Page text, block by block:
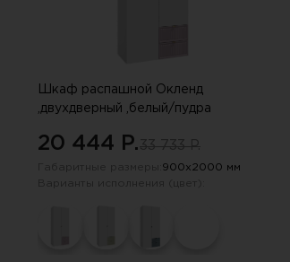
Шкаф распашной Окленд
,двухдверный ,белый/пудра
20 444 P.
900х2000 мм